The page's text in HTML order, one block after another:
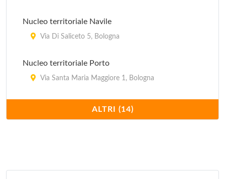
Nucleo territoriale Navile
Via Di Saliceto 5, Bologna
Nucleo territoriale Porto
Via Santa Maria Maggiore 1, Bologna
Nucleo territoriale Reno
Via Battindarno 123, Bologna
ALTRI (14)